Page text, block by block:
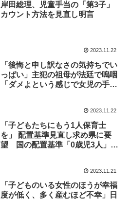
岸田総理、児童手当の「第3子」
カウント方法を見直し明言
2023.11.22
「後悔と申し訳なさの気持ちでい
っぱい」主犯の祖母が法廷で嗚咽
「ダメよという感じで女児の手と
への苦悩 子どもは熱中症で死亡
2023.11.22
「子どもたちにもう1人保育士
を」 配置基準見直し求め県に要
望 国の配置基準「0歳児3人」を
2023.11.21
「子どものいる女性のほうが幸福
度が低く、多く産むほど不幸」日